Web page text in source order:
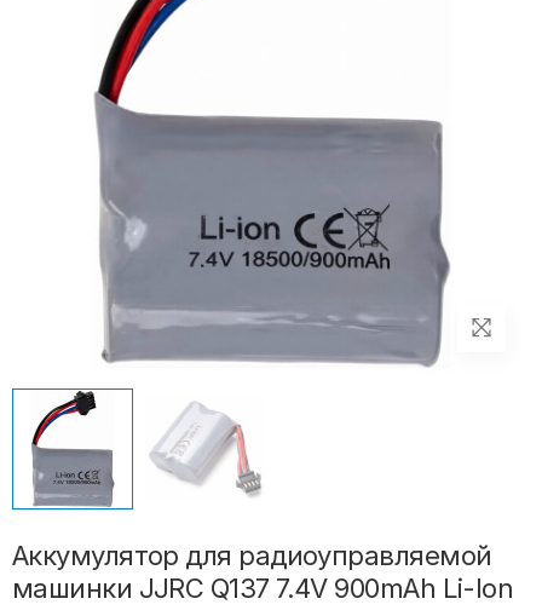
Аккумулятор для радиоуправляемой
машинки JJRC Q137 7.4V 900mAh Li-Ion